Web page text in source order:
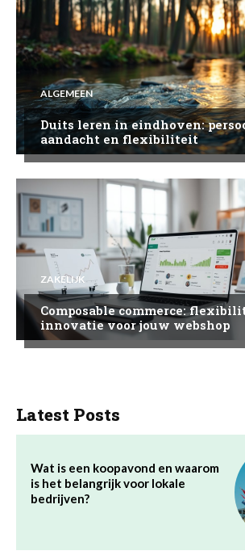
ALGEMEEN
Duits leren in eindhoven:
aandacht en flexibiliteit
ZAKELIJK
Composable commerce:
innovatie voor jouw webshop
Latest Posts
Wat is een koopavond en waarom
is het belangrijk voor lokale
bedrijven?